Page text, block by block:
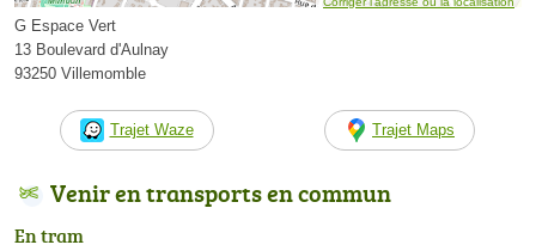
G Espace Vert
13 Boulevard d'Aulnay
93250 Villemomble
Trajet Waze Trajet Maps
Venir en transports en commun
En tram